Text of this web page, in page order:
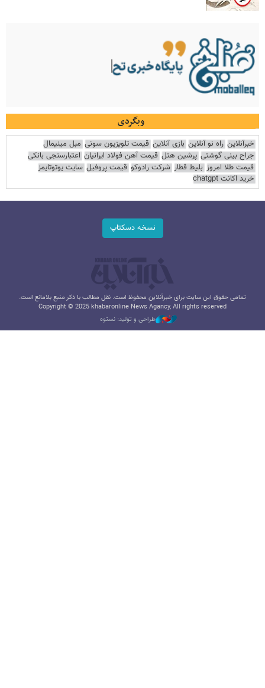
وبگردی
خبرآنلاین راه نو آنلاین بازی آنلاین قیمت تلویزیون سونی مبل مینیمال
جراح بینی گوشتی پرشین هتل قیمت آهن فولاد ایرانیان اعتبارسنجی بانکی
قیمت طلا امروز بلیط قطار شرکت رادوکو قیمت پروفیل سایت یوتوتایمز
خرید اکانت chatgpt
نسخه دسکتاپ
تمامی حقوق این سایت برای خبرآنلاین محفوظ است. نقل مطالب با ذکر منبع بلامانع است.
Copyright © 2025 khabaronline News Agancy, All rights reserved
طراحی و تولید: نستوه